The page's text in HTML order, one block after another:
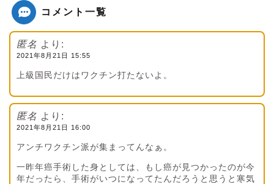
コメント一覧
匿名 より:
2021年8月21日 15:55
上級国民だけはワクチン打たないよ。
匿名 より:
2021年8月21日 16:00
アンチワクチン派が集まってんなぁ。
一昨年癌手術した身としては、もし癌が見つかったのが今
年だったら、手術がいつになってたんだろうと思うと寒気